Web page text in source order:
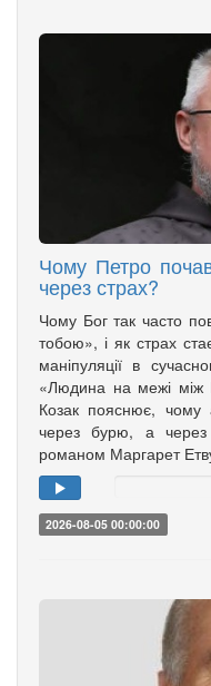
Чому Петро
через страх?
Чому Бог так часто
тобою», і як страх
маніпуляції в
«Людина на межі між
Козак пояснює, чому
через бурю, а через
романом Маргарет
2026-08-05 00:00:00